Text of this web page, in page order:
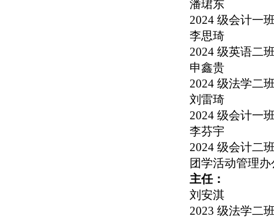
潘珺东
2024 级会计一
李思琦
2024 级英语二
申鑫贵
2024 级法学二
刘雷琦
2024 级会计一
李芬宇
2024 级会计二
团学活动管理办
主任：
刘安淇
2023 级法学二